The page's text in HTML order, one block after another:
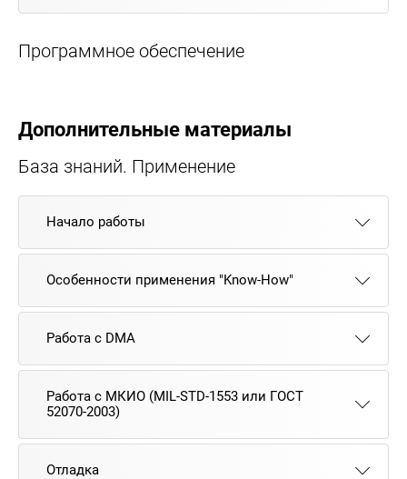
Программное обеспечение
Дополнительные материалы
База знаний. Применение
Начало работы
Особенности применения "Know-How"
Работа с DMA
Работа с МКИО (MIL-STD-1553 или ГОСТ
52070-2003)
Отладка